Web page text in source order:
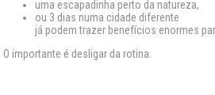
uma escapadinha perto da natureza,
ou 3 dias numa cidade diferente
já podem trazer benefícios enormes
O importante é desligar da rotina.